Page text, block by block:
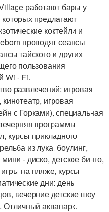
работают бары у
предлагают
коктейли и
проводят сеансы
тайского и других
пользования
Wi - Fi.
развлечений: игровая
игровая
с Горками), специальная
программы
курсы прикладного
из лука, боулинг,
- диско, детское бинго,
на пляже, курсы
дни: день
вечерние детские шоу
Отличный аквапарк.